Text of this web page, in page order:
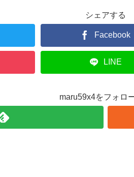
シェアする
Facebook
LINE
maru59x4をフォロ